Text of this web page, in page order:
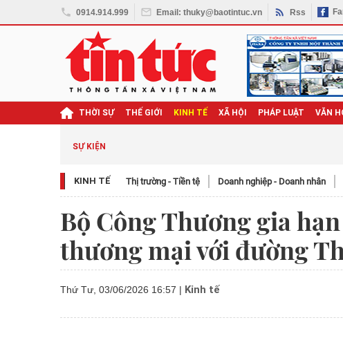
0914.914.999 Email: thuky@baotintuc.vn Rss
THỜI SỰ THẾ GIỚI KINH TẾ XÃ HỘI PHÁP LUẬT VĂN
SỰ KIỆN
KINH TẾ Thị trường - Tiền tệ Doanh nghiệp - Doanh nhân
Bộ Công Thương gia
thương mại với đường
Thứ Tư, 03/06/2026 16:57 | Kinh tế